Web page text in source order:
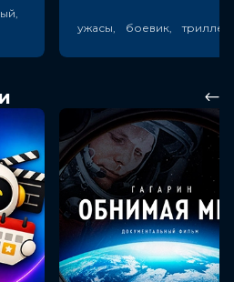
ужасы, боевик, триллер